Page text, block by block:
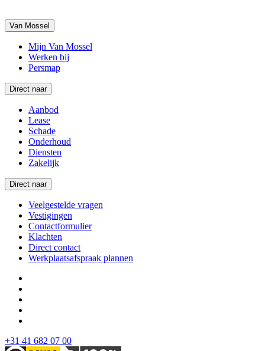
Van Mossel
Mijn Van Mossel
Werken bij
Persmap
Direct naar
Aanbod
Lease
Schade
Onderhoud
Diensten
Zakelijk
Direct naar
Veelgestelde vragen
Vestigingen
Contactformulier
Klachten
Direct contact
Werkplaatsafspraak plannen
+31 41 682 07 00